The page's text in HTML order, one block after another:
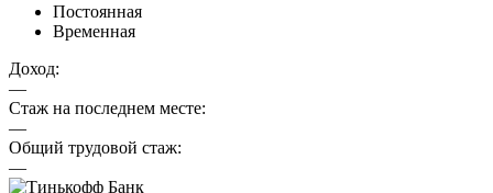
Постоянная
Временная
Доход:
—
Стаж на последнем месте:
—
Общий трудовой стаж:
—